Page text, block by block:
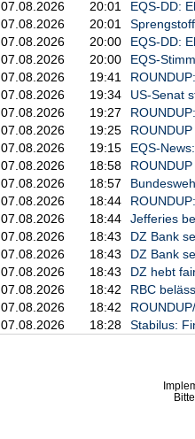
Israel will Militäreinsatz im
Israel hatte am Freitag
stundenlangen Beratungen
Dies stieß im eigenen Land,
Hamas befindlichen Geiseln,
Die Bundesregierung reagierte
Kurswechsel. Bundeskanzler
Rüstungsgütern genehmigt
07.08.2026
20:01
EQS-DD:
07.08.2026
20:01
07.08.2026
20:00
EQS-DD:
07.08.2026
20:00
EQS-
07.08.2026
19:41
07.08.2026
19:34
US-Senat
07.08.2026
19:27
07.08.2026
19:25
07.08.2026
19:15
EQS-
07.08.2026
18:58
07.08.2026
18:57
07.08.2026
18:44
07.08.2026
18:44
Jefferies
07.08.2026
18:43
DZ Bank
07.08.2026
18:43
DZ Bank
07.08.2026
18:43
DZ hebt
07.08.2026
18:42
RBC
07.08.2026
18:42
07.08.2026
18:28 Stabilus: